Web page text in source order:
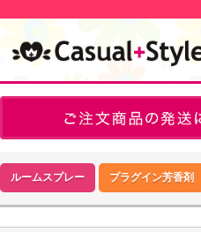
ルームスプレー プラグイン芳香剤